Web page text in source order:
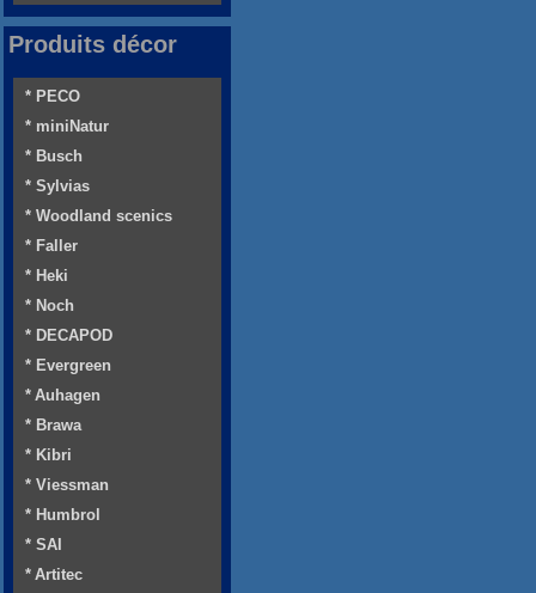
Produits décor
* PECO
* miniNatur
* Busch
* Sylvias
* Woodland scenics
* Faller
* Heki
* Noch
* DECAPOD
* Evergreen
* Auhagen
* Brawa
* Kibri
* Viessman
* Humbrol
* SAI
* Artitec